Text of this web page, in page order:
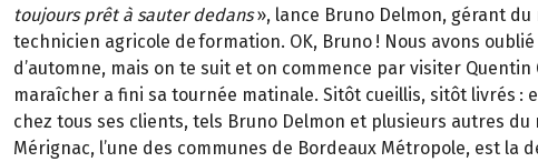
toujours prêt à sauter dedans », lance Bruno Delmon, gérant
technicien agricole de formation. OK, Bruno ! Nous avons
d’automne, mais on te suit et on commence par visiter Quentin
maraîcher a fini sa tournée matinale. Sitôt cueillis, sitôt livrés :
chez tous ses clients, tels Bruno Delmon et plusieurs autres du
Mérignac, l’une des communes de Bordeaux Métropole, est la